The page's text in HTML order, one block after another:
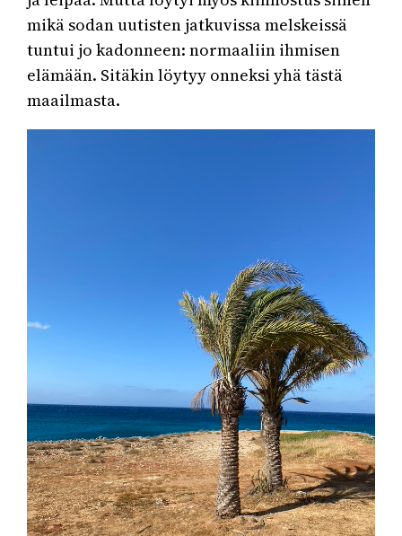
mikä sodan uutisten jatkuvissa melskeissä
tuntui jo kadonneen: normaaliin ihmisen
elämään. Sitäkin löytyy onneksi yhä tästä
maailmasta.